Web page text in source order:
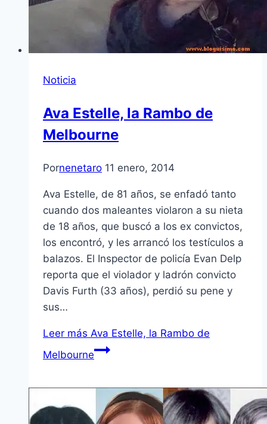
Noticia
Ava Estelle, la Rambo de
Melbourne
Pornenetaro 11 enero, 2014
Ava Estelle, de 81 años, se enfadó tanto
cuando dos maleantes violaron a su nieta
de 18 años, que buscó a los ex convictos,
los encontró, y les arrancó los testículos a
balazos. El Inspector de policía Evan Delp
reporta que el violador y ladrón convicto
Davis Furth (33 años), perdió su pene y
sus…
Leer más Ava Estelle, la Rambo de
Melbourne